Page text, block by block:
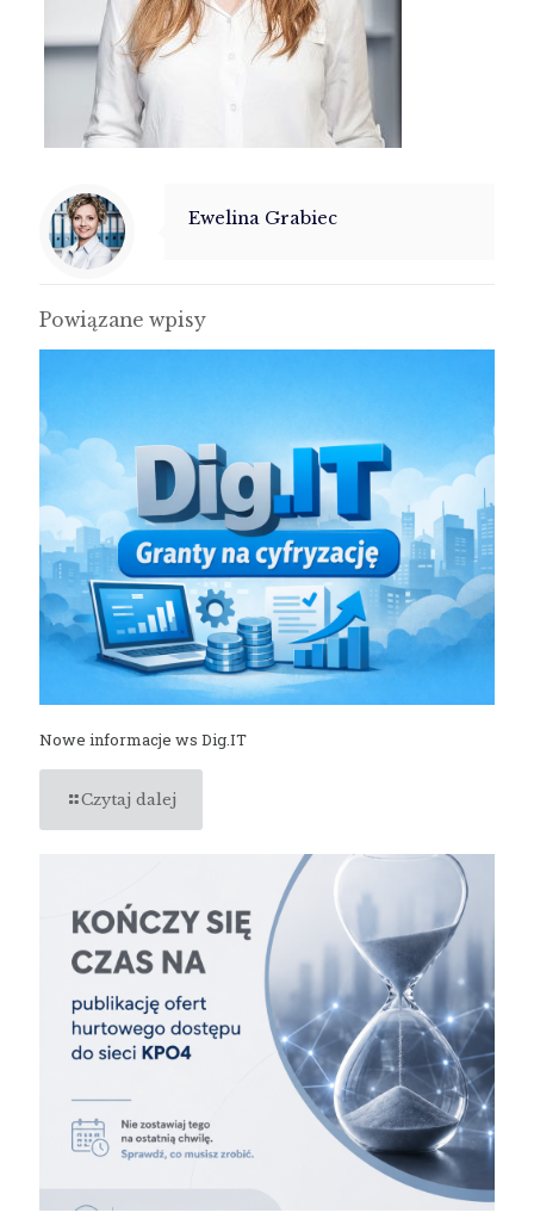
Ewelina Grabiec
Powiązane wpisy
Nowe informacje ws Dig.IT
Czytaj dalej